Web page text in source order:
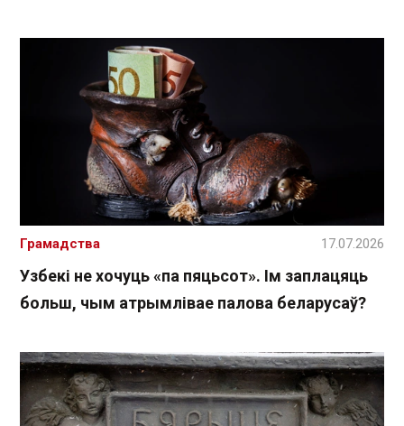
Узбекі не хочуць «па пяцьсот». Ім заплацяць
больш, чым атрымлівае палова беларусаў?
Грамадства 17.07.2026